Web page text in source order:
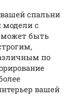
спальни
модели с
может быть
по
вашей